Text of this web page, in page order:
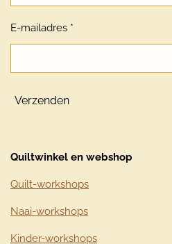
E-mailadres *
Verzenden
Quiltwinkel en webshop
Quilt-workshops
Naai-workshops
Kinder-workshops